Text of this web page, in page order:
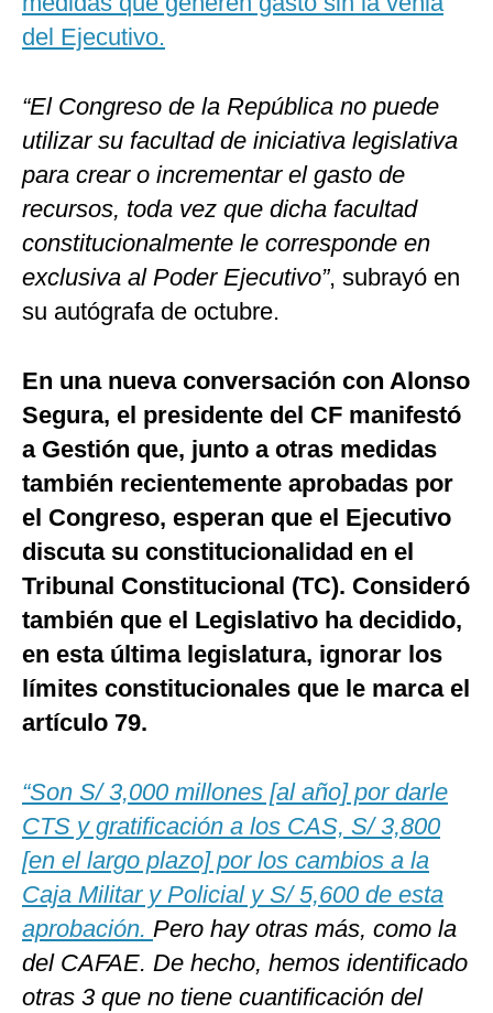
del Ejecutivo.
“El Congreso de la República no puede
utilizar su facultad de iniciativa legislativa
para crear o incrementar el gasto de
recursos, toda vez que dicha facultad
constitucionalmente le corresponde en
exclusiva al Poder Ejecutivo”, subrayó en
su autógrafa de octubre.
En una nueva conversación con Alonso
Segura, el presidente del CF manifestó
a Gestión que, junto a otras medidas
también recientemente aprobadas por
el Congreso, esperan que el Ejecutivo
discuta su constitucionalidad en el
Tribunal Constitucional (TC). Consideró
también que el Legislativo ha decidido,
en esta última legislatura, ignorar los
límites constitucionales que le marca el
artículo 79.
“Son S/ 3,000 millones [al año] por darle
CTS y gratificación a los CAS, S/ 3,800
[en el largo plazo] por los cambios a la
Caja Militar y Policial y S/ 5,600 de esta
aprobación. Pero hay otras más, como la
del CAFAE. De hecho, hemos identificado
otras 3 que no tiene cuantificación del